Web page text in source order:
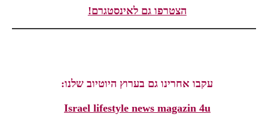
הצטרפו גם לאינסטגרם!
עקבו אחרינו גם בערוץ היוטיוב שלנו:
Israel lifestyle news magazin 4u